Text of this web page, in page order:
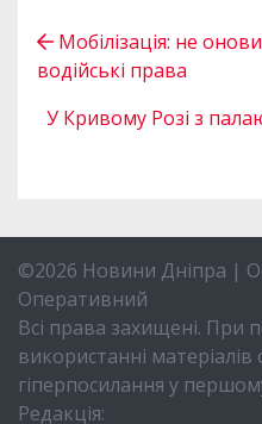
Мобілізація: не
водійські права
У Кривому Розі з
©2026 Новини Дніпра |
Оперативний
Всі права захищені. При
використанні
гіперпосилання у
Редакція: